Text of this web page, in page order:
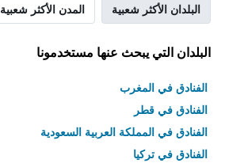
البلدان الأكثر شعبية المدن الأكثر شعبية
البلدان التي يبحث عنها مستخدمونا
الفنادق في المغرب
الفنادق في قطر
الفنادق في المملكة العربية السعودية
الفنادق في تركيا